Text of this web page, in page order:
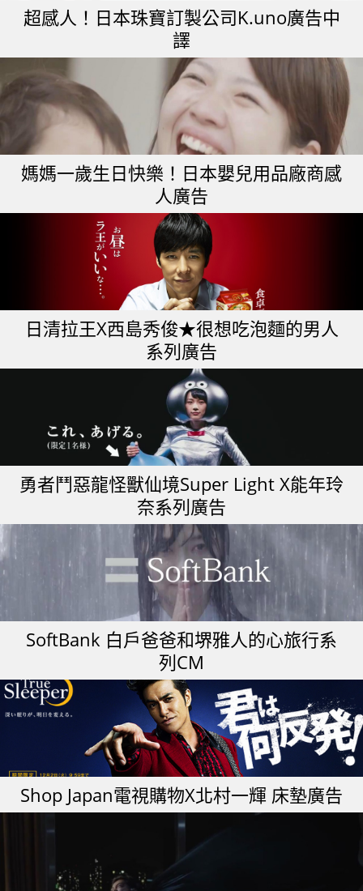
超感人！日本珠寶訂製公司K.uno廣告中
譯
媽媽一歲生日快樂！日本嬰兒用品廠商感
人廣告
日清拉王X西島秀俊★很想吃泡麵的男人
系列廣告
勇者鬥惡龍怪獸仙境Super Light X能年玲
奈系列廣告
SoftBank 白戶爸爸和堺雅人的心旅行系
列CM
Shop Japan電視購物X北村一輝 床墊廣告